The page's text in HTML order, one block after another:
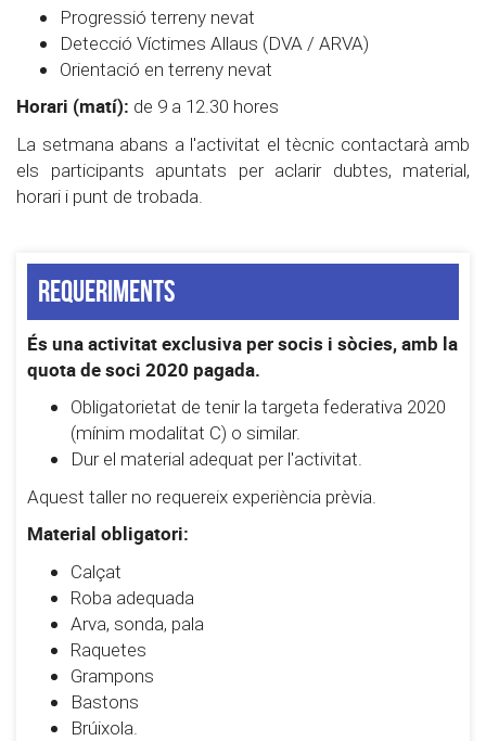
Progressió terreny nevat
Detecció Víctimes Allaus (DVA / ARVA)
Orientació en terreny nevat
Horari (matí): de 9 a 12.30 hores
La setmana abans a l'activitat el tècnic contactarà amb
els participants apuntats per aclarir dubtes, material,
horari i punt de trobada.
Requeriments
És una activitat exclusiva per socis i sòcies, amb la
quota de soci 2020 pagada.
Obligatorietat de tenir la targeta federativa 2020
(mínim modalitat C) o similar.
Dur el material adequat per l'activitat.
Aquest taller no requereix experiència prèvia.
Material obligatori:
Calçat
Roba adequada
Arva, sonda, pala
Raquetes
Grampons
Bastons
Brúixola.